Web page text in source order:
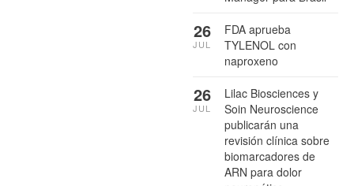
FDA aprueba
TYLENOL con
naproxeno
26
JUL
Lilac Biosciences y
Soin Neuroscience
publicarán una
revisión clínica sobre
biomarcadores de
ARN para dolor
26
JUL